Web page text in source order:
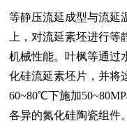
等静压流延成型与流延
上，对流延素坯进行
机械性能。叶枫等通过
化硅流延素坯片，并将
60~80℃下施加
各异的氮化硅陶瓷组件。